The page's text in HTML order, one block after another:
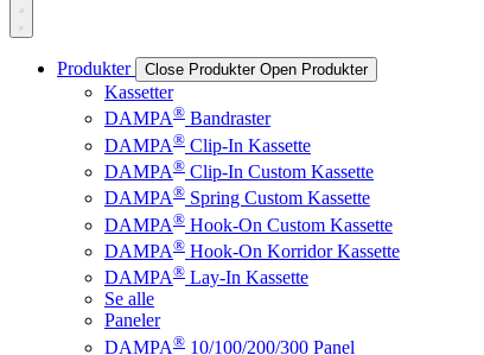
Produkter Close Produkter Open Produkter
Kassetter
DAMPA® Bandraster
DAMPA® Clip-In Kassette
DAMPA® Clip-In Custom Kassette
DAMPA® Spring Custom Kassette
DAMPA® Hook-On Custom Kassette
DAMPA® Hook-On Korridor Kassette
DAMPA® Lay-In Kassette
Se alle
Paneler
DAMPA® 10/100/200/300 Panel